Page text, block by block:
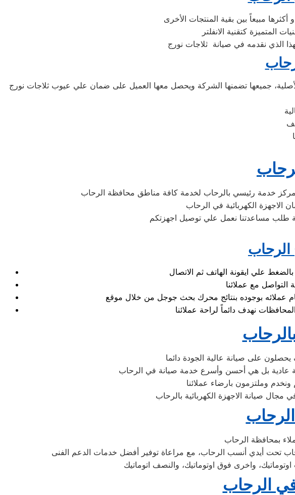
الذي نقدمه في صيانة ثلاجات نورج
جميعها تضمنها الشركة ويحصل معها العميل على ضمان علي عيوب ثلاجات نورج
خدمة رئيسي بالرحاب لخدمة كافة مناطق محافظة الرحاب
الكهربائية في الرحاب
عملائه بوجوده بنتائج محرك بحث جوجل من خلال موقع
على صيانة عالية الجودة دائما
عادية بل هي أحسن وأسرع خدمة صيانة في الرحاب
وملتزمون بارضاء عملائنا
صيانة الاجهزة الكهربائية بالرحاب
الرحاب